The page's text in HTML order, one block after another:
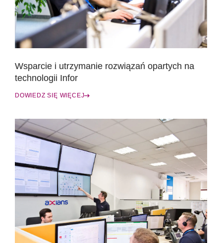
Wsparcie i utrzymanie rozwiązań opartych na
technologii Infor
DOWIEDZ SIĘ WIĘCEJ